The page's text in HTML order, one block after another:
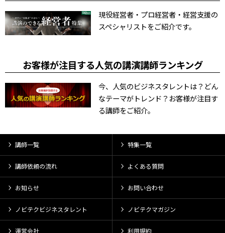
現役経営者・プロ経営者・経営支援の
スペシャリストをご紹介です。
お客様が注目する人気の講演講師ランキング
今、人気のビジネスタレントは？どん
なテーマがトレンド？お客様が注目す
る講師をご紹介。
講師一覧 特集一覧
講師依頼の流れ よくある質問
お知らせ お問い合わせ
ノビテクビジネスタレント ノビテクマガジン
運営会社 利用規約